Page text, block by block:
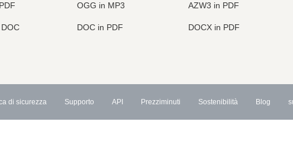
OGG in MP3 AZW3 in PDF
DOC in PDF DOCX in PDF
di sicurezza Supporto API
API di conversione file
Prezziminuti Sostenibilità Blog